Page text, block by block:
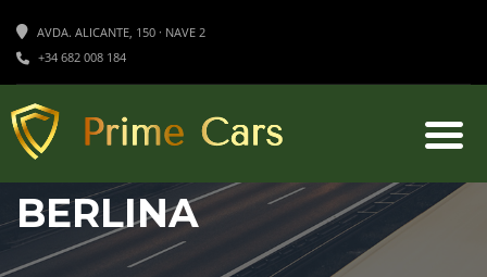
AVDA. ALICANTE, 150 · NAVE 2
+34 682 008 184
BERLINA